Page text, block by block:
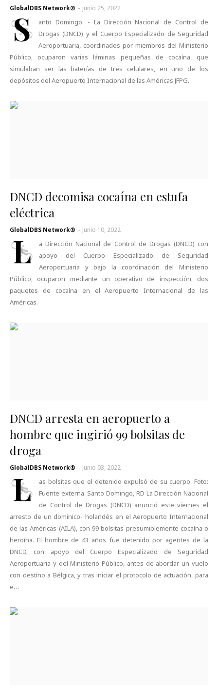
GlobalDBS Network® - Junio 25, 2022
S
anto Domingo. - La Dirección Nacional de Control de
Drogas (DNCD) y el Cuerpo Especializado de Seguridad
Aeroportuaria, coordinados por miembros del Ministerio
Público, ocuparon varias láminas pequeñas de cocaína, que
simulaban ser las baterías de tres celulares, en uno de los
depósitos del Aeropuerto Internacional de las Américas JFPG.
DNCD decomisa cocaína en estufa
eléctrica
GlobalDBS Network® - Junio 10, 2022
L
a Dirección Nacional de Control de Drogas (DNCD) con
apoyo del Cuerpo Especializado de Seguridad
Aeroportuaria y bajo la coordinación del Ministerio
Público, ocuparon mediante un operativo de inspección, dos
paquetes de cocaína en el Aeropuerto Internacional de las
Américas.
DNCD arresta en aeropuerto a
hombre que ingirió 99 bolsitas de
droga
GlobalDBS Network® - Junio 03, 2022
L
as bolsitas que el detenido expulsó de su cuerpo. Foto:
Fuente externa. Santo Domingo, RD La Dirección Nacional
de Control de Drogas (DNCD) anunció este viernes el
arresto de un dominico- holandés en el Aeropuerto Internacional
de las Américas (AILA), con 99 bolsitas presumiblemente cocaína o
heroína. El hombre de 43 años fue detenido por agentes de la
DNCD, con apoyo del Cuerpo Especializado de Seguridad
Aeroportuaria y del Ministerio Público, antes de abordar un vuelo
con destino a Bélgica, y tras iniciar el protocolo de actuación, para
e…